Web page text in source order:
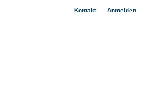
Kontakt| Anmelden